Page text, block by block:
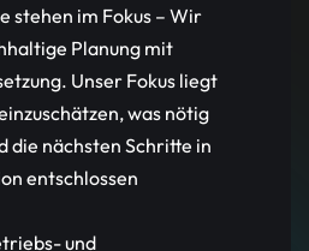
stehen im Fokus – Wir
Planung mit
Unser Fokus liegt
was nötig
die nächsten Schritte in
entschlossen
und